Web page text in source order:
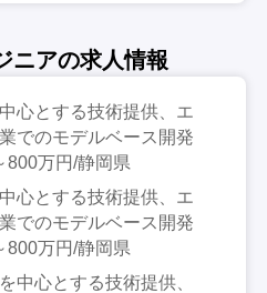
ニアの求人情報
心とする技術提供、エ
でのモデルベース開発
800万円/静岡県
心とする技術提供、エ
でのモデルベース開発
800万円/静岡県
中心とする技術提供、